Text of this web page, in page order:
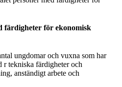
färdigheter för ekonomisk
ungdomar och vuxna som har
r tekniska färdigheter och
anständigt arbete och